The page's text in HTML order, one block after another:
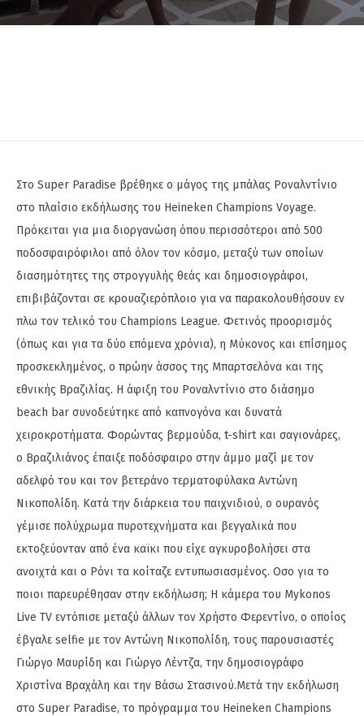
Στο Super Paradise βρέθηκε ο μάγος της μπάλας Ροναλντίνιο
στο πλαίσιο εκδήλωσης του Heineken Champions Voyage.
Πρόκειται για μια διοργανώση όπου περισσότεροι από 500
ποδοσφαιρόφιλοι από όλον τον κόσμο, μεταξύ των οποίων
διασημότητες της στρογγυλής θεάς και δημοσιογράφοι,
επιβιβάζονται σε κρουαζιερόπλοιο για να παρακολουθήσουν εν
πλω τον τελικό του Champions League. Φετινός προορισμός
(όπως και για τα δύο επόμενα χρόνια), η Μύκονος και επίσημος
προσκεκλημένος, ο πρώην άσσος της Μπαρτσελόνα και της
εθνικής Βραζιλίας. Η άφιξη του Ροναλντίνιο στο διάσημο
beach bar συνοδεύτηκε από καπνογόνα και δυνατά
χειροκροτήματα. Φορώντας βερμούδα, t-shirt και σαγιονάρες,
ο Βραζιλιάνος έπαιξε ποδόσφαιρο στην άμμο μαζί με τον
αδελφό του και τον βετεράνο τερματοφύλακα Αντώνη
Νικοπολίδη. Κατά την διάρκεια του παιχνιδιού, ο ουρανός
γέμισε πολύχρωμα πυροτεχνήματα και βεγγαλικά που
εκτοξεύονταν από ένα καϊκι που είχε αγκυροβολήσει στα
ανοιχτά και ο Ρόνι τα κοίταζε εντυπωσιασμένος. Οσο για το
ποιοι παρευρέθησαν στην εκδήλωση; Η κάμερα του Mykonos
Live TV εντόπισε μεταξύ άλλων τον Χρήστο Φερεντίνο, ο οποίος
έβγαλε selfie με τον Αντώνη Νικοπολίδη, τους παρουσιαστές
Γιώργο Μαυρίδη και Γιώργο Λέντζα, την δημοσιογράφο
Χριστίνα Βραχάλη και την Βάσω Στασινού.Μετά την εκδήλωση
στο Super Paradise, το πρόγραμμα του Heineken Champions